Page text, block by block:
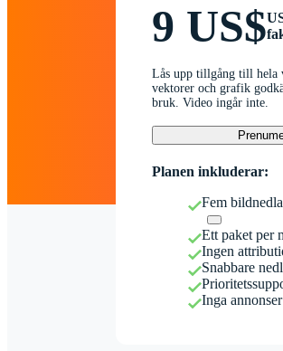
9 US$
Lås upp tillgång till hela
vektorer och grafik
bruk. Video ingår inte.
Planen inkluderar:
Fem
Ett paket per
Ingen
Snabbare
Inga annonser